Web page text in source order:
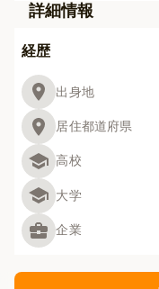
詳細情報
経歴
出身地
居住都道府県
高校
大学
企業